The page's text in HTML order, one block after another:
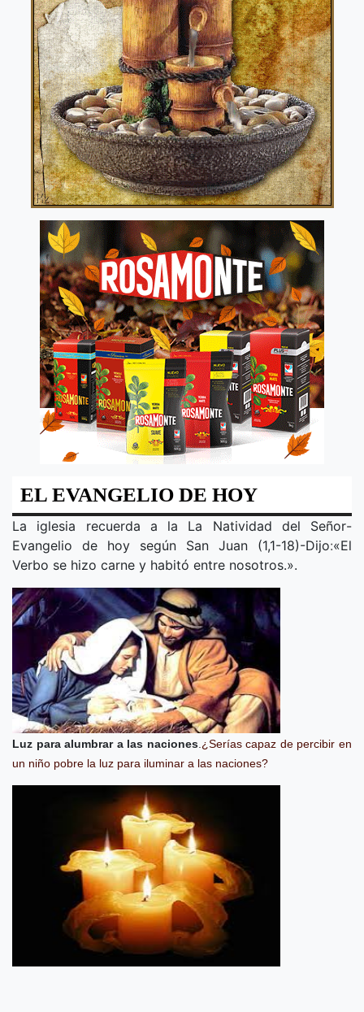
EL EVANGELIO DE HOY
La iglesia recuerda a la La Natividad del Señor-
Evangelio de hoy según San Juan (1,1-18)-Dijo:«El
Verbo se hizo carne y habitó entre nosotros.».
Luz para alumbrar a las naciones. ¿Serías capaz de percibir en
un niño pobre la luz para iluminar a las naciones?